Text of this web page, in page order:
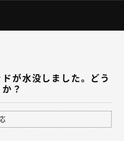
が水没しました。どう
？